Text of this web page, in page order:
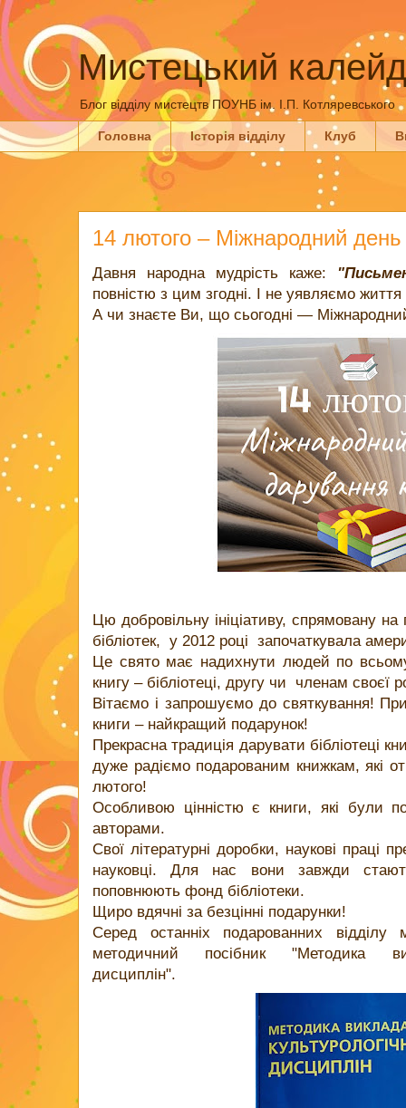
Мистецький
Блог відділу мистецтв ПОУНБ ім. І.П. Котляревського
Головна Історія відділу Клуб
14 лютого – Міжнародний
Давня народна мудрість каже:
повністю з цим згодні. І не уявляємо життя
А чи знаєте Ви, що сьогодні —
Цю добровільну ініціативу, спрямовану
бібліотек, у 2012 році започаткувала
Це свято має надихнути людей по
книгу – бібліотеці, другу чи членам своєї
Вітаємо і запрошуємо до святкування!
книги – найкращий подарунок!
Прекрасна традиція дарувати бібліотеці
дуже радіємо подарованим книжкам, які
лютого!
Особливою цінністю є книги, які були
авторами.
Свої літературні доробки, наукові праці
науковці. Для нас вони завжди
поповнюють фонд бібліотеки.
Щиро вдячні за безцінні подарунки!
Серед останніх подарованних
методичний посібник "Методика
дисциплін".